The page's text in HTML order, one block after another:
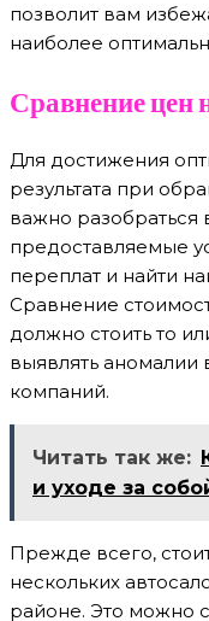
позволит вам
наиболее
Сравнение цен
Для достижения
результата при
важно разобраться
предоставляемые
переплат и найти
Сравнение
должно стоить то
выявлять аномалии
компаний.
Читать так же:
и уходе за
Прежде всего,
нескольких
районе. Это можно